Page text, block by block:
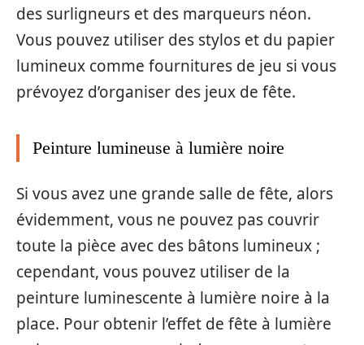
des surligneurs et des marqueurs néon.
Vous pouvez utiliser des stylos et du papier
lumineux comme fournitures de jeu si vous
prévoyez d’organiser des jeux de fête.
Peinture lumineuse à lumière noire
Si vous avez une grande salle de fête, alors
évidemment, vous ne pouvez pas couvrir
toute la pièce avec des bâtons lumineux ;
cependant, vous pouvez utiliser de la
peinture luminescente à lumière noire à la
place. Pour obtenir l’effet de fête à lumière